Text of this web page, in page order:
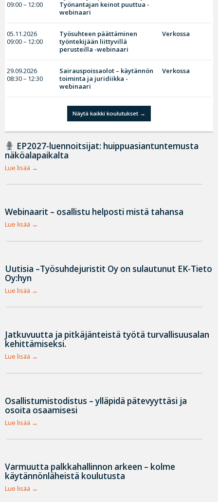
09:00 – 12:00
Työnantajan keinot puuttua -
webinaari
05.11.2026
09:00 – 12:00
Työsuhteen päättäminen
työntekijään liittyvillä
perusteilla -webinaari
Verkossa
29.09.2026
08:30 – 12:30
Sairauspoissaolot – käytännön
toiminta ja juridiikka -
webinaari
Verkossa
Näytä kaikki koulutukset
EP2027-luennoitsijat: huippuasiantuntemusta
näköalapaikalta
Lue lisää
Webinaarit – osallistu helposti mistä tahansa
Lue lisää
Uutisia –Työsuhdejuristit Oy on sulautunut EK-Tieto
Oy:hyn
Lue lisää
Jatkuvuutta ja pitkäjänteistä työtä turvallisuusalan
kehittämiseksi.
Lue lisää
Osallistumistodistus – ylläpidä pätevyyttäsi ja
osoita osaamisesi
Lue lisää
Varmuutta palkkahallinnon arkeen – kolme
käytännönläheistä koulutusta
Lue lisää